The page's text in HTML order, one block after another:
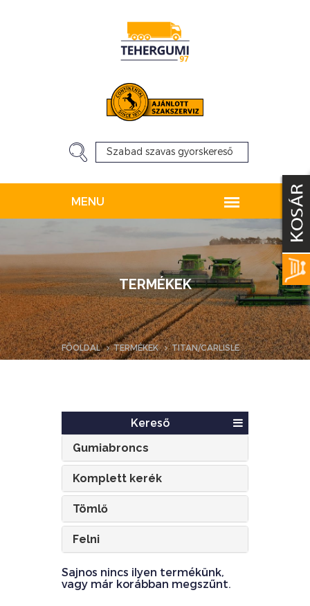
TERMÉKEK
FŐOLDAL TERMÉKEK TITAN/CARLISLE
Kereső
Gumiabroncs
Komplett kerék
Tömlő
Felni
Sajnos nincs ilyen termékünk,
vagy már korábban megszűnt.